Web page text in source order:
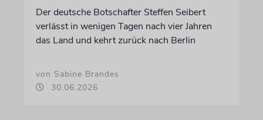
Der deutsche Botschafter Steffen Seibert
verlässt in wenigen Tagen nach vier Jahren
das Land und kehrt zurück nach Berlin
von Sabine Brandes
30.06.2026